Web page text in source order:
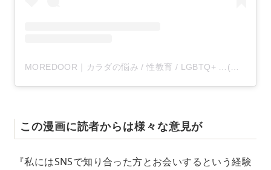
この漫画に読者からは様々な意見が
『私にはSNSで知り合った方とお会いするという経験